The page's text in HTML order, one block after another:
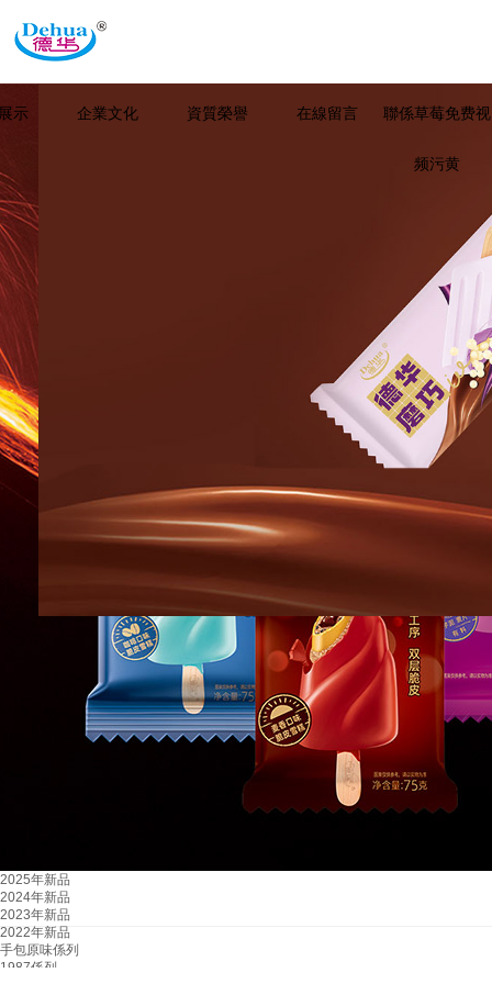
示 企業文化 資質榮譽 在線留言 聯係草莓免费视
频污黄
2025年新品
2024年新品
2023年新品
2022年新品
手包原味係列
1987係列